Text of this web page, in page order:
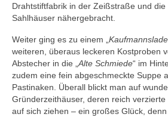
Drahtstiftfabrik in der Zeißstraße und
Sahlhäuser nähergebracht.
Weiter ging es zu einem „
weiteren, überaus leckeren Kostproben
Abstecher in die „Alte Schmiede“ im
zudem eine fein abgeschmeckte Suppe
Pastinaken. Überall blickt man auf
Gründerzeithäuser, deren reich
auf sich ziehen – ein großes Glück,